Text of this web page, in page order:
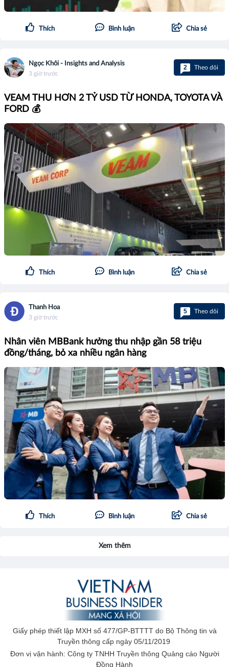
Thích Bình luận Chia sẻ
Ngọc Khôi - Insights and Analysis
3 giờ trước
2 Theo dõi
VEAM THU HƠN 2 TỶ USD TỪ HONDA, TOYOTA VÀ
FORD 💰
Thích Bình luận Chia sẻ
Thanh Hoa
3 giờ trước
5 Theo dõi
Nhân viên MBBank hưởng thu nhập gần 58 triệu
đồng/tháng, bỏ xa nhiều ngân hàng
Thích Bình luận Chia sẻ
Xem thêm
Giấy phép thiết lập MXH số 477/GP-BTTTT do Bộ Thông tin và
Truyền thông cấp ngày 05/11/2019
Đơn vị vận hành: Công ty TNHH Truyền thông Quảng cáo Người
Đồng Hành